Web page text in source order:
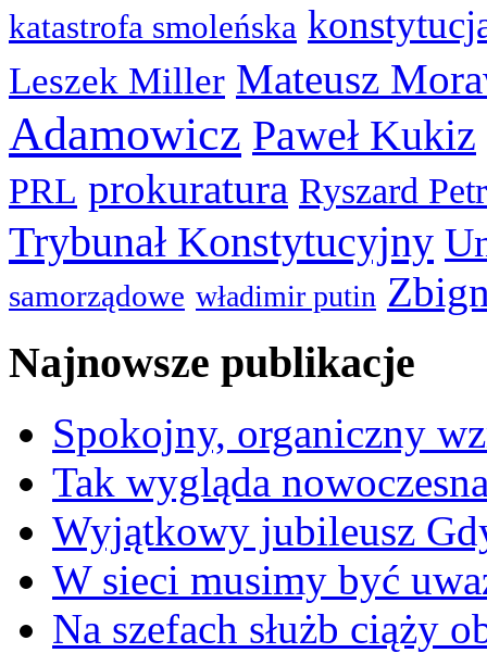
katastrofa smoleńska
Leszek Miller Mateusz
Adamowicz Paweł Kukiz
PRL prokuratura Ryszard
Trybunał Konstytucyjny
samorządowe władimir putin
Najnowsze publikacje
Spokojny, organiczny
Tak wygląda
Wyjątkowy jubileusz
W sieci musimy być
Na szefach służb ciąży